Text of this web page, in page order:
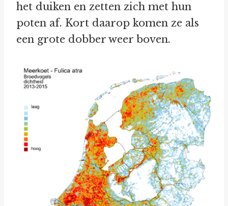
het duiken en zetten zich met hun
poten af. Kort daarop komen ze als
een grote dobber weer boven.